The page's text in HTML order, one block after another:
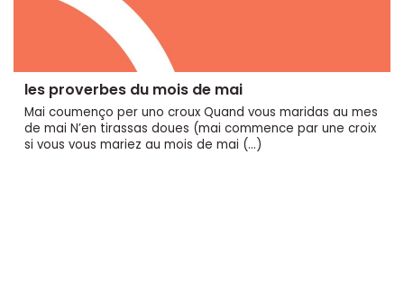
les proverbes du mois de mai
Mai coumenço per uno croux Quand vous maridas au mes
de mai N’en tirassas doues (mai commence par une croix
si vous vous mariez au mois de mai (…)